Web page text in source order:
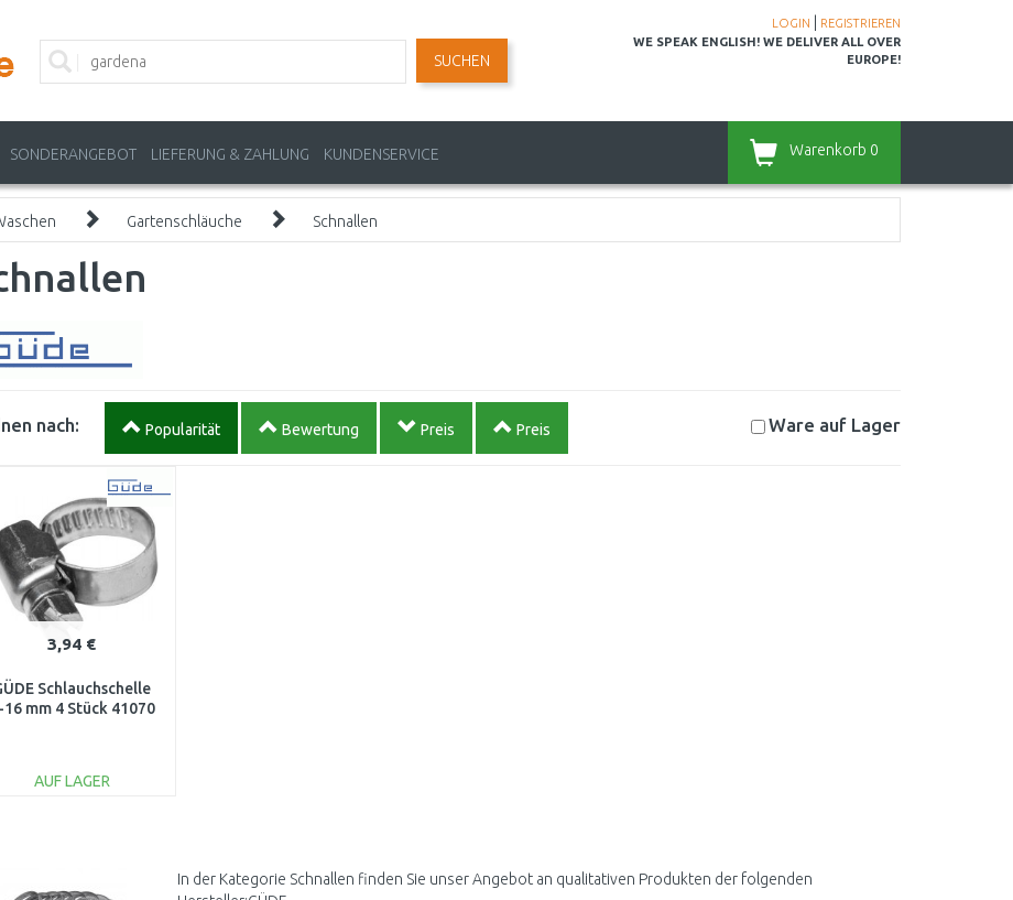
LOGIN
REGISTRIEREN
WE SPEAK ENGLISH! WE DELIVER ALL OVER
EUROPE!
SUCHEN
SONDERANGEBOT LIEFERUNG & ZAHLUNG KUNDENSERVICE Warenkorb 0
Gartenschläuche Schnallen
nach: Popularität Bewertung Preis Preis Ware auf Lager
3,94 €
Schlauchschelle
16 mm 4 Stück 41070
AUF LAGER
In der Kategorie Schnallen finden Sie unser Angebot an qualitativen Produkten der folgenden